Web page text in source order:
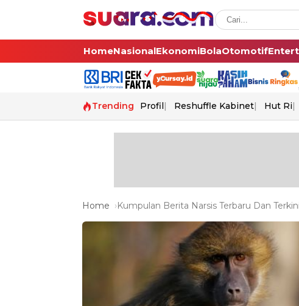
HomeNasionalEkonomiBolaOtomotif
Trending Profil Reshuffle Kabinet Hut Ri
Home Kumpulan Berita Narsis Terbaru Dan Terkini